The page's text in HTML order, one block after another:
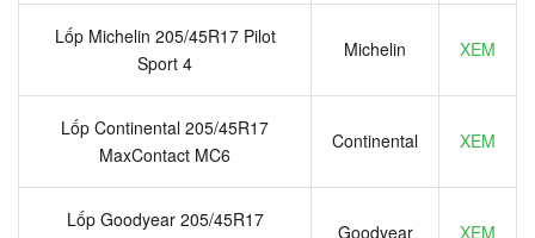
Lốp Michelin 205/45R17 Pilot
Sport 4
Michelin XEM
Lốp Continental 205/45R17
MaxContact MC6
Continental XEM
Lốp Goodyear 205/45R17
Goodyear XEM